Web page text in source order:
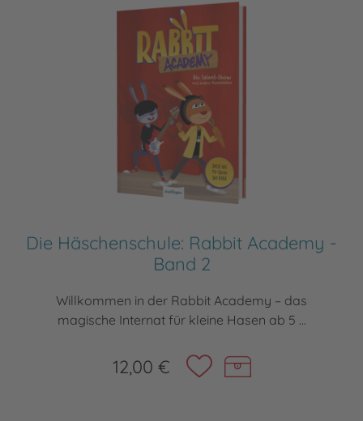
Die Häschenschule: Rabbit Academy -
Band 2
Willkommen in der Rabbit Academy – das
magische Internat für kleine Hasen ab 5 ...
12,00 €